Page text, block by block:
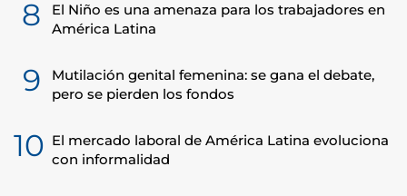
8
El Niño es una amenaza para los trabajadores en
América Latina
9
Mutilación genital femenina: se gana el debate,
pero se pierden los fondos
10 El mercado laboral de América Latina evoluciona
con informalidad